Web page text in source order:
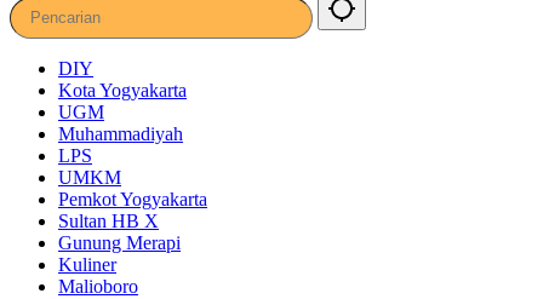
DIY
Kota Yogyakarta
UGM
Muhammadiyah
LPS
UMKM
Pemkot Yogyakarta
Sultan HB X
Gunung Merapi
Kuliner
Malioboro